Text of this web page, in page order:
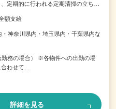
定期的に行われる定期清掃の立ち…
額支給
神奈川県内・埼玉県内・千葉県内な
務の場合） ※各物件への出勤の場
合わせて…
詳細を見る